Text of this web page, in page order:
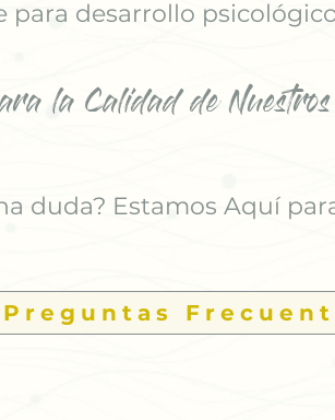
desarrollo
la Calidad de
duda? Estamos Aquí
Preguntas